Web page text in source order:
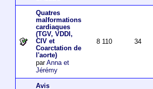
Quatres
malformations
cardiaques
(TGV, VDDI,
CIV et
Coarctation de
l'aorte)
parAnna et
Jérémy
8 110 34
Avis